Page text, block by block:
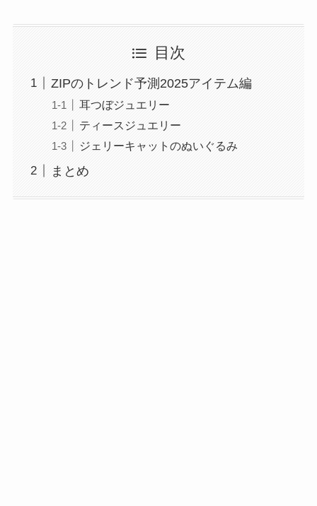
目次
ZIPのトレンド予測2025アイテム編
耳つぼジュエリー
ティースジュエリー
ジェリーキャットのぬいぐるみ
まとめ